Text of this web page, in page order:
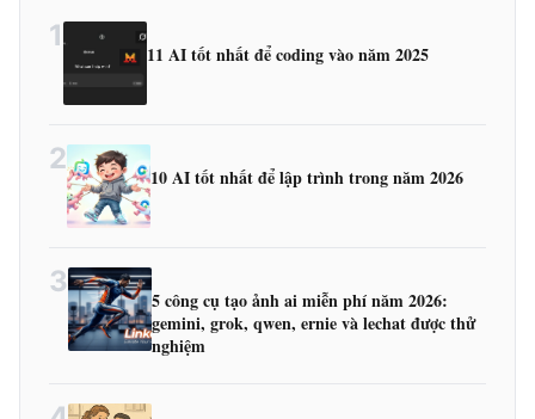
1
11 AI tốt nhất để coding vào năm 2025
2
10 AI tốt nhất để lập trình trong năm 2026
3
5 công cụ tạo ảnh ai miễn phí năm 2026:
gemini, grok, qwen, ernie và lechat được thử
nghiệm